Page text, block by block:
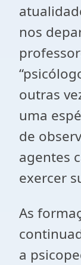
nos
outras
uma
de
agentes
exercer
As
a